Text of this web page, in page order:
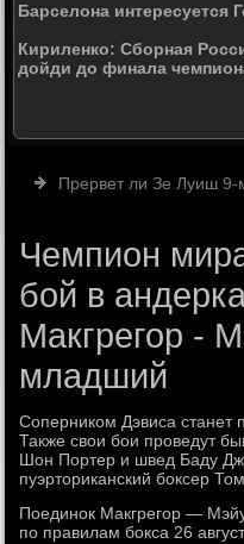
Барселона интересуется
Кириленко: Сборная
дойди до финала
Прервет ли Зе Луиш
Чемпион
бой в
Макгрегор -
младший
Соперником Дэвиса станет
Также свои бои проведут
Шон Портер и швед Баду
пуэрториканский боксер
Поединок Макгрегор —
по правилам бокса 26